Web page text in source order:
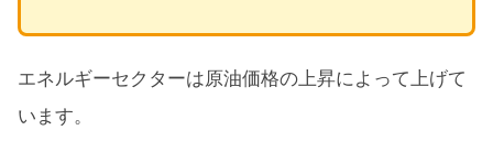
エネルギーセクターは原油価格の上昇によって上げて
います。